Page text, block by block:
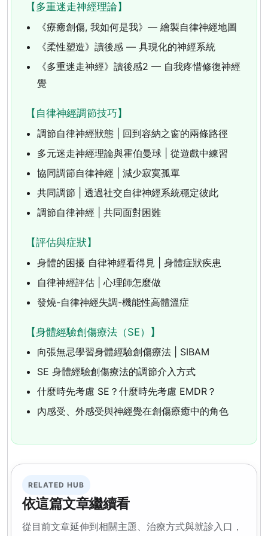
【多重迷走神經理論】
《療癒創傷, 我如何是我》— 繪製自律神經地圖
《柔性塑造》讀後感 — 具現化的神經系統
《多重迷走神經》讀後感2 — 自我疼惜修復神經
覺
【自律神經調節技巧】
調節自律神經狀態 | 回到容納之窗的兩條路徑
多元迷走神經理論與霍伯曼球 | 從遊戲中練習
協同調節自律神經 | 減少寂寞孤單
共同調節 | 透過社交自律神經系統穩定彼此
調節自律神經 | 共同面對困難
【評估與症狀】
身體的困擾 自律神經看得見 | 身體症狀疾患
自律神經評估 | 心理師怎麼做
發燒-自律神經失調-機能性高體溫症
【身體經驗創傷療法（SE）】
向張無忌學習身體經驗創傷療法 | SIBAM
SE 身體經驗創傷療法的調節介入方式
什麼時先考慮 SE？什麼時先考慮 EMDR？
內感受、外感受與神經覺在創傷療癒中的角色
RELATED HUB
依這篇文章繼續看
從目前文章延伸到相關主題、治療方式與就診入口，